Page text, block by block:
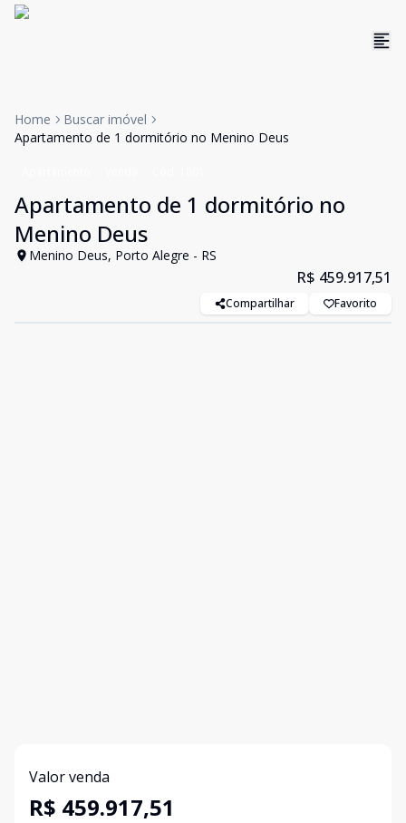
Home
Buscar imóvel
Apartamento de 1 dormitório no Menino Deus
Apartamento de 1 dormitório no
Menino Deus
Menino Deus, Porto Alegre - RS
R$ 459.917,51
Compartilhar Favorito
Valor venda
R$ 459.917,51